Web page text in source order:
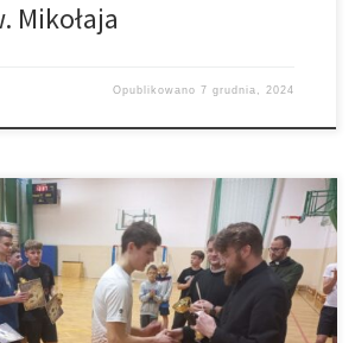
Mikołaja
Opublikowano7 grudnia, 2024
i lektorom udziału w Turnieju
a w sposób szczególny lektorom
starszym, którzy w swoich kategoriach zajęli I